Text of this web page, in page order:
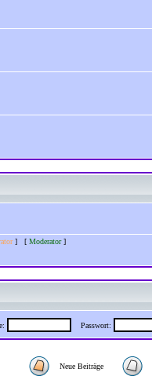
] [ Moderator]
Passwort:
Neue Beiträge